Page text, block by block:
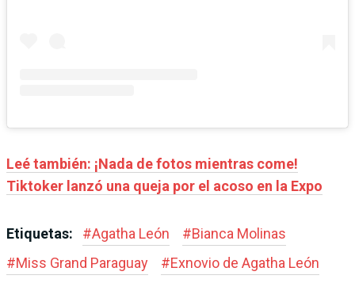
Leé también: ¡Nada de fotos mientras come!
Tiktoker lanzó una queja por el acoso en la Expo
Etiquetas: #Agatha León #Bianca Molinas
#Miss Grand Paraguay #Exnovio de Agatha León